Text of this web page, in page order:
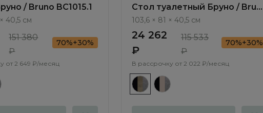
/ Bruno BC1015.1
40,5 см
151 380
₽
70%+30%
от 2 649 ₽/месяц
Стол туалетный Бруно / Bruno
BC1030.1
103,6 × 81 × 40,5 см
24 262
₽
115 533
₽
70%+30%
В рассрочку от 2 022 ₽/месяц